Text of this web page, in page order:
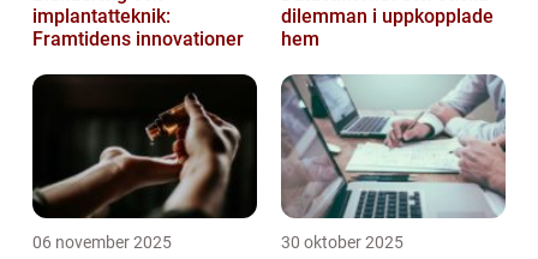
implantatteknik:
Framtidens innovationer
dilemman i uppkopplade
hem
06 november 2025 30 oktober 2025